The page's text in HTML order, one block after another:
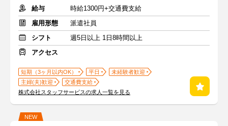
給与
時給1300円+交通費支給
雇用形態
派遣社員
シフト
週5日以上 1日8時間以上
アクセス
短期（3ヶ月以内OK） 平日
未経験者歓迎
主婦(夫)歓迎
交通費支給
株式会社スタッフサービスの求人一覧を見る
NEW